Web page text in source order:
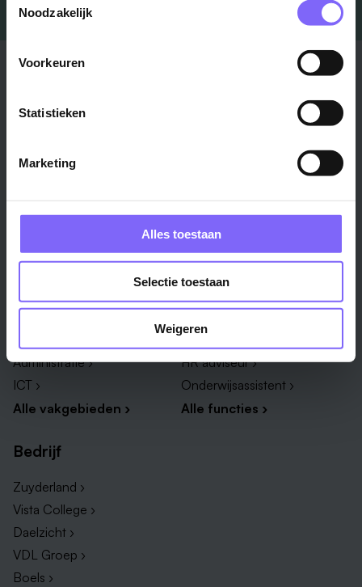
Noodzakelijk
Voorkeuren
Statistieken
Marketing
Alles toestaan
Selectie toestaan
Weigeren
Stad
Roermond ›
Alle steden ›
Vakgebied
Administratie ›
ICT ›
Alle vakgebieden ›
Functie
Administratief medewerker ›
HR adviseur ›
Onderwijsassistent ›
Alle functies ›
Bedrijf
Zuyderland ›
Vista College ›
Daelzicht ›
VDL Groep ›
Boels ›